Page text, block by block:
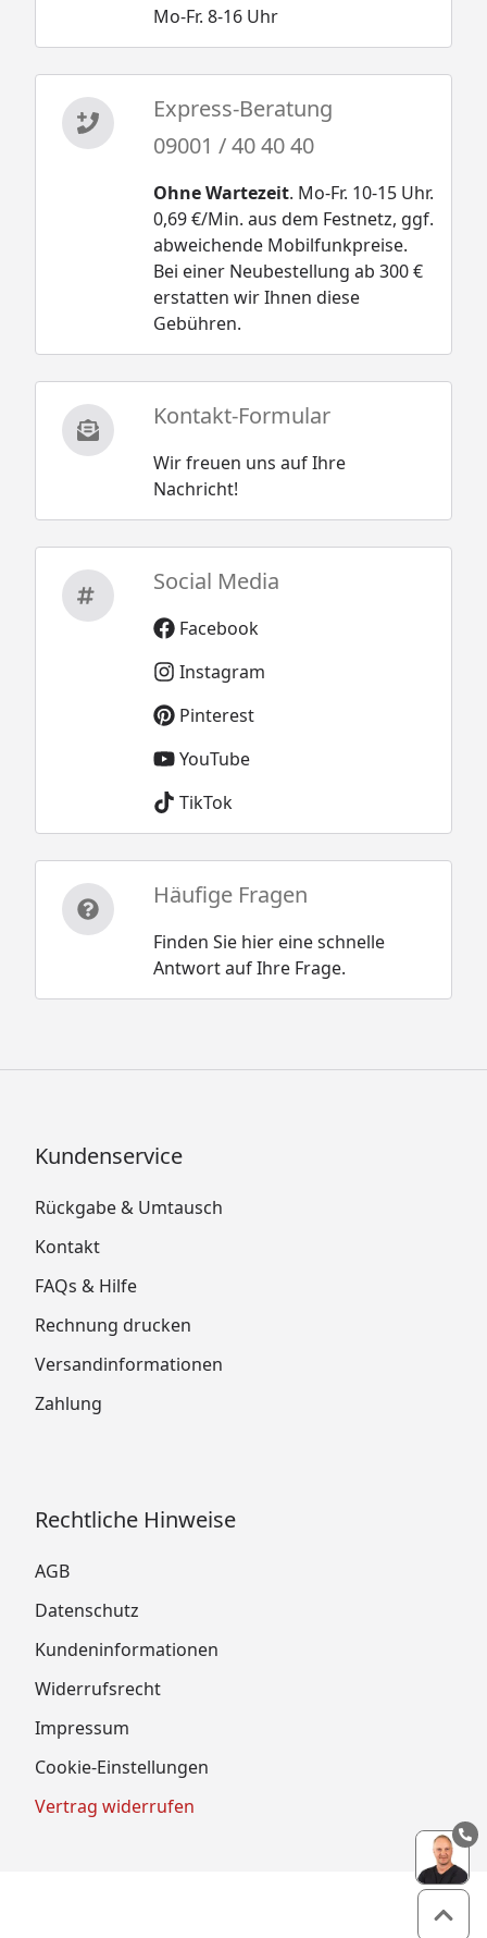
Mo-Fr. 8-16 Uhr
Express-Beratung
09001 / 40 40 40
Ohne Wartezeit. Mo-Fr. 10-15 Uhr.
0,69 €/Min. aus dem Festnetz, ggf.
abweichende Mobilfunkpreise.
Bei einer Neubestellung ab 300 €
erstatten wir Ihnen diese
Gebühren.
Kontakt-Formular
Wir freuen uns auf Ihre
Nachricht!
Social Media
Facebook
Instagram
Pinterest
YouTube
TikTok
Häufige Fragen
Finden Sie hier eine schnelle
Antwort auf Ihre Frage.
Kundenservice
Rückgabe & Umtausch
Kontakt
FAQs & Hilfe
Rechnung drucken
Versandinformationen
Zahlung
Rechtliche Hinweise
AGB
Datenschutz
Kundeninformationen
Widerrufsrecht
Impressum
Cookie-Einstellungen
Vertrag widerrufen